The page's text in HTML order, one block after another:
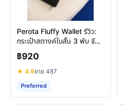
Perota Fluffy Wallet รีวิว:
กระเป๋าสตางค์ใบสั้น 3 พับ จัด
เต็มช่องบัตร พกพาสะดวก
฿920
★ 4.9ขาย 487
Preferred